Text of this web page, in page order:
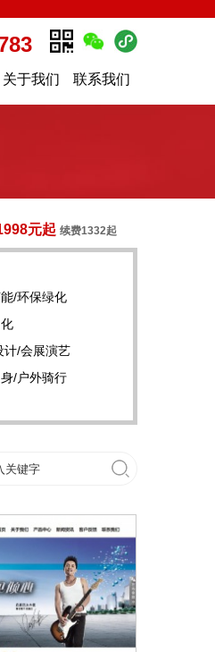
关于我们 联系我们
元起 续费1332起
/环保绿化
计/会展演艺
/户外骑行